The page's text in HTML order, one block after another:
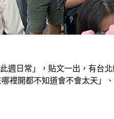
週日常」，貼文一出，有台
裡開都不知道會不會太天」